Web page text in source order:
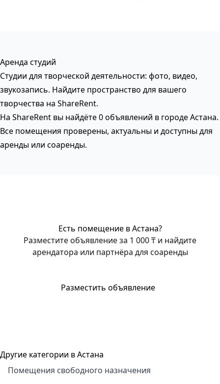
Аренда студий
Студии для творческой деятельности: фото, видео,
звукозапись. Найдите пространство для вашего
творчества на ShareRent.
На ShareRent вы найдёте 0 объявлений в городе Астана.
Все помещения проверены, актуальны и доступны для
аренды или соаренды.
Есть помещение в Астана?
Разместите объявление за 1 000 ₸ и найдите
арендатора или партнёра для соаренды
Разместить объявление
Другие категории в Астана
Помещения свободного назначения